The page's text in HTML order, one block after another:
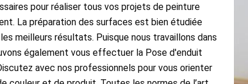
pour réaliser tous vos projets de peinture
La préparation des surfaces est bien étudiée
meilleurs résultats. Puisque nous travaillons dans
également vous effectuer la Pose d'enduit
avec nos professionnels pour vous orienter